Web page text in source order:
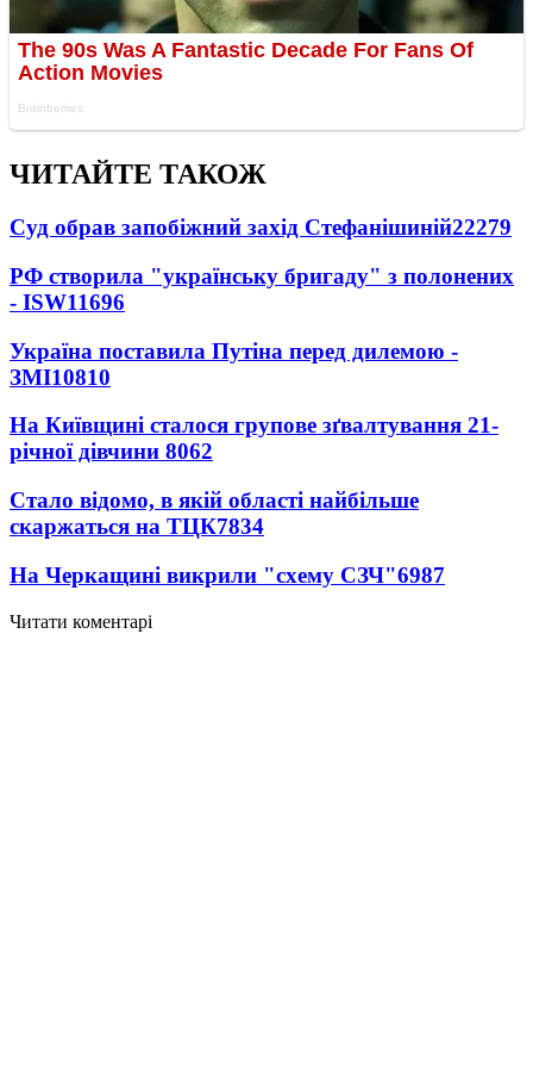
ЧИТАЙТЕ ТАКОЖ
Суд обрав запобіжний захід Стефанішиній22279
РФ створила "українську бригаду" з полонених
- ISW11696
Україна поставила Путіна перед дилемою -
ЗМІ10810
На Київщині сталося групове зґвалтування 21-
річної дівчини 8062
Стало відомо, в якій області найбільше
скаржаться на ТЦК7834
На Черкащині викрили "схему СЗЧ"6987
Читати коментарі